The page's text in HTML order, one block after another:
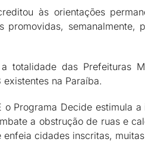
às orientações
semanalmente,
das Prefeituras
na Paraíba.
Programa Decide estimula
a obstrução de ruas e
cidades inscritas,